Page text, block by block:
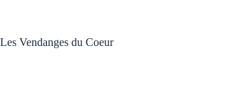
Les Vendanges du Coeur